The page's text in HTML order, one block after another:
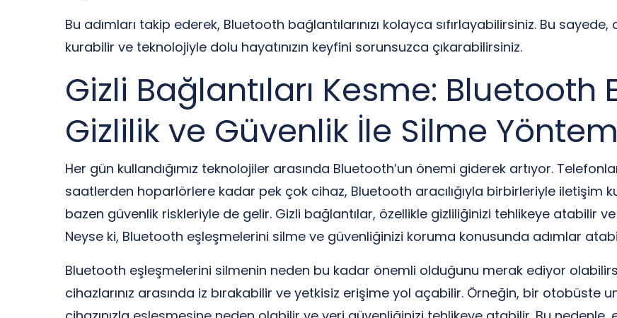
Bu adımları takip ederek, Bluetooth bağlantılarınızı kolayca sıfırlayabilirsiniz. Bu
kurabilir ve teknolojiyle dolu hayatınızın keyfini sorunsuzca çıkarabilirsiniz.
Gizli Bağlantıları Kesme: Bluetooth
Gizlilik ve Güvenlik İle Silme
Her gün kullandığımız teknolojiler arasında Bluetooth’un önemi giderek artıyor.
saatlerden hoparlörlere kadar pek çok cihaz, Bluetooth aracılığıyla birbirleriyle iletişim
bazen güvenlik riskleriyle de gelir. Gizli bağlantılar, özellikle gizliliğinizi tehlikeye atabilir
Neyse ki, Bluetooth eşleşmelerini silme ve güvenliğinizi koruma konusunda adımlar
Bluetooth eşleşmelerini silmenin neden bu kadar önemli olduğunu merak ediyor
cihazlarınız arasında iz bırakabilir ve yetkisiz erişime yol açabilir. Örneğin, bir otobüste